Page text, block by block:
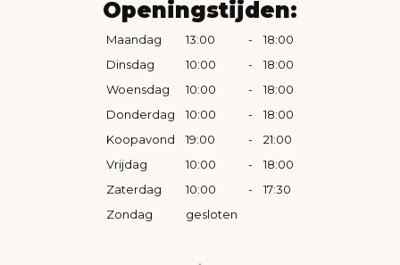
Openingstijden:
Maandag 13:00 -
18:00
Dinsdag
10:00 -
18:00
Woensdag
10:00 -
18:00
Donderdag
10:00 -
18:00
Koopavond
19:00 -
21:00
Vrijdag
10:00 -
18:00
Zaterdag
10:00 -
17:30
Zondag
gesloten